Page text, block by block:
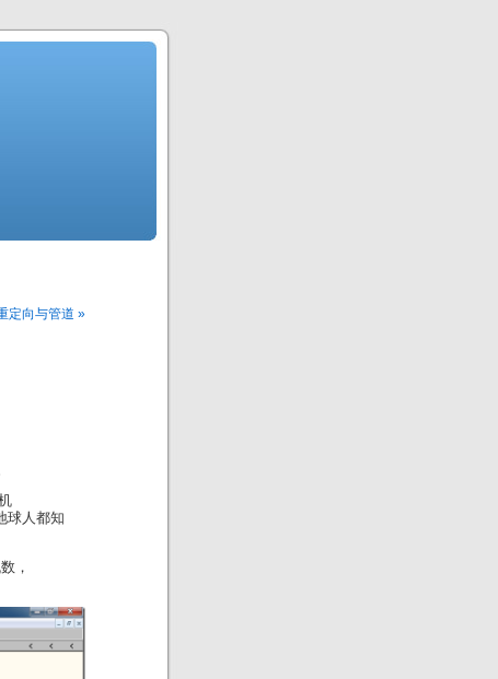
定向与管道 »
球人都知
，